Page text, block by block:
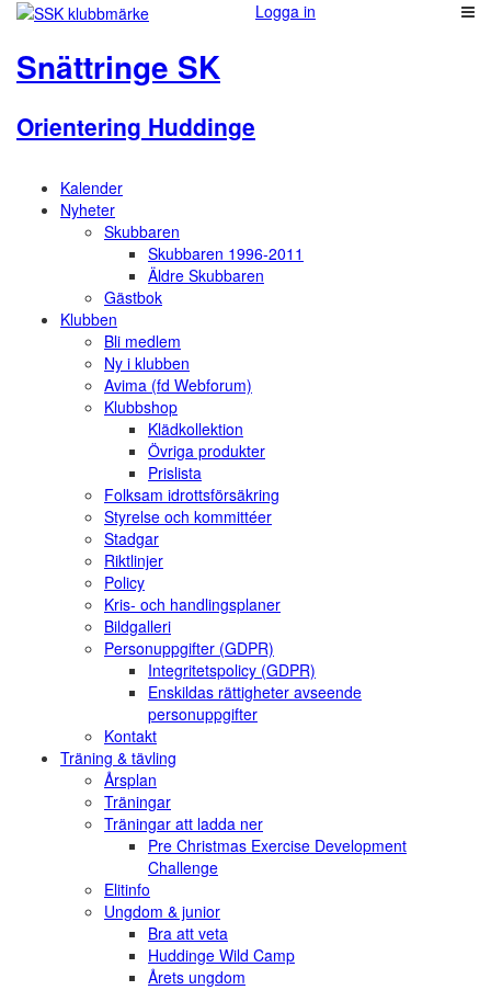
Logga in
Snättringe SK
Orientering Huddinge
Kalender
Nyheter
Skubbaren
Skubbaren 1996-2011
Äldre Skubbaren
Gästbok
Klubben
Bli medlem
Ny i klubben
Avima (fd Webforum)
Klubbshop
Klädkollektion
Övriga produkter
Prislista
Folksam idrottsförsäkring
Styrelse och kommittéer
Stadgar
Riktlinjer
Policy
Kris- och handlingsplaner
Bildgalleri
Personuppgifter (GDPR)
Integritetspolicy (GDPR)
Enskildas rättigheter avseende
personuppgifter
Kontakt
Träning & tävling
Årsplan
Träningar
Träningar att ladda ner
Pre Christmas Exercise Development
Challenge
Elitinfo
Ungdom & junior
Bra att veta
Huddinge Wild Camp
Årets ungdom